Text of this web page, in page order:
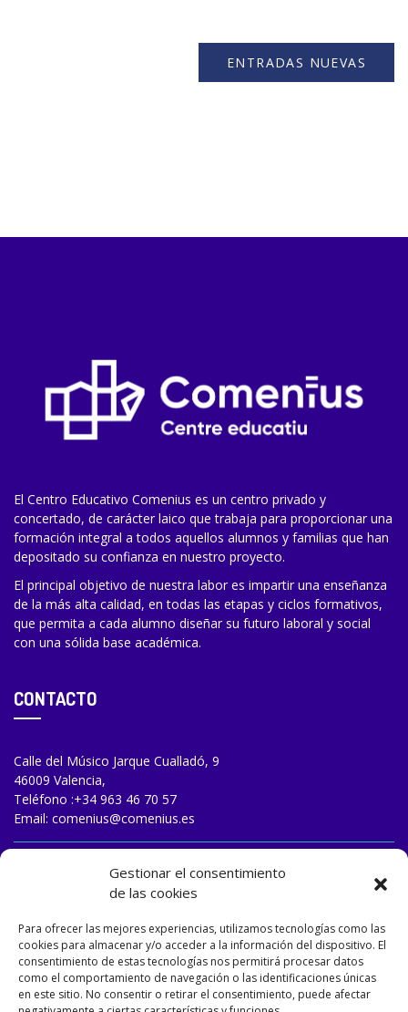
Gestionar el consentimiento
de las cookies
Para ofrecer las mejores experiencias, utilizamos tecnologías como las
cookies para almacenar y/o acceder a la información del dispositivo. El
consentimiento de estas tecnologías nos permitirá procesar datos
como el comportamiento de navegación o las identificaciones únicas
en este sitio. No consentir o retirar el consentimiento, puede afectar
ENTRADAS NUEVAS
El Centro Educativo Comenius es un centro privado y
concertado, de carácter laico que trabaja para proporcionar una
formación integral a todos aquellos alumnos y familias que han
depositado su confianza en nuestro proyecto.
El principal objetivo de nuestra labor es impartir una enseñanza
de la más alta calidad, en todas las etapas y ciclos formativos,
que permita a cada alumno diseñar su futuro laboral y social
con una sólida base académica.
CONTACTO
Calle del Músico Jarque Cualladó, 9
46009 Valencia,
Teléfono :+34 963 46 70 57
Email: comenius@comenius.es